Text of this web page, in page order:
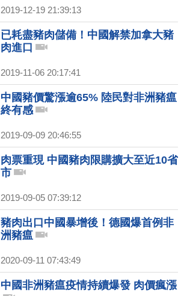
2019-12-19 21:39:13
已耗盡豬肉儲備！中國解禁加拿大豬
肉進口
2019-11-06 20:17:41
中國豬價驚漲逾65% 陸民對非洲豬瘟
終有感
2019-09-09 20:46:55
肉票重現 中國豬肉限購擴大至近10省
市
2019-09-05 07:39:12
豬肉出口中國暴增後！德國爆首例非
洲豬瘟
2020-09-11 07:43:49
中國非洲豬瘟疫情持續爆發 肉價瘋漲